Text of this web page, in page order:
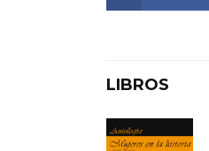
LIBROS